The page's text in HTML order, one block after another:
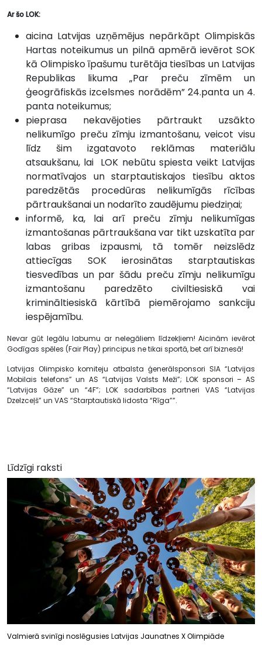
Ar šo LOK:
aicina Latvijas uzņēmējus nepārkāpt Olimpiskās
Hartas noteikumus un pilnā apmērā ievērot SOK
kā Olimpisko īpašumu turētāja tiesības un Latvijas
Republikas likuma „Par preču zīmēm un
ģeogrāfiskās izcelsmes norādēm” 24.panta un 4.
panta noteikumus;
pieprasa nekavējoties pārtraukt uzsākto
nelikumīgo preču zīmju izmantošanu, veicot visu
līdz šim izgatavoto reklāmas materiālu
atsaukšanu, lai LOK nebūtu spiesta veikt Latvijas
normatīvajos un starptautiskajos tiesību aktos
paredzētās procedūras nelikumīgās rīcības
pārtraukšanai un nodarīto zaudējumu piedziņai;
informē, ka, lai arī preču zīmju nelikumīgas
izmantošanas pārtraukšana var tikt uzskatīta par
labas gribas izpausmi, tā tomēr neizslēdz
attiecīgas SOK ierosinātas starptautiskas
tiesvedības un par šādu preču zīmju nelikumīgu
izmantošanu paredzēto civiltiesiskā vai
krimināltiesiskā kārtībā piemērojamo sankciju
iespējamību.
Nevar gūt legālu labumu ar nelegāliem līdzekļiem! Aicinām ievērot
Godīgas spēles (Fair Play) principus ne tikai sportā, bet arī biznesā!
Latvijas Olimpisko komiteju atbalsta ģenerālsponsori SIA “Latvijas
Mobilais telefons” un AS “Latvijas Valsts Meži”; LOK sponsori – AS
“Latvijas Gāze” un “4F”; LOK sadarbības partneri VAS “Latvijas
Dzelzceļš” un VAS “Starptautiskā lidosta “Rīga””.
Līdzīgi raksti
Valmierā svinīgi noslēgusies Latvijas Jaunatnes X Olimpiāde